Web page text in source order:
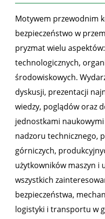
Motywem przewodnim
bezpieczeństwo w
pryzmat wielu
technologicznych,
środowiskowych.
dyskusji, prezentacji
wiedzy, poglądów oraz
jednostkami
nadzoru technicznego,
górniczych,
użytkowników maszyn i
wszystkich
bezpieczeństwa,
logistyki i transportu w